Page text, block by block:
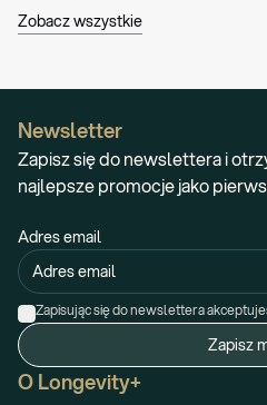
Zobacz wszystkie
O Longevity+
Newsletter
Zapisz się do newslettera i
najlepsze promocje jako
Adres email
Zapisując się do newslettera
Zapisz